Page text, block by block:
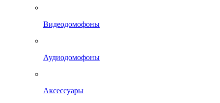
Видеодомофоны
Аудиодомофоны
Аксессуары